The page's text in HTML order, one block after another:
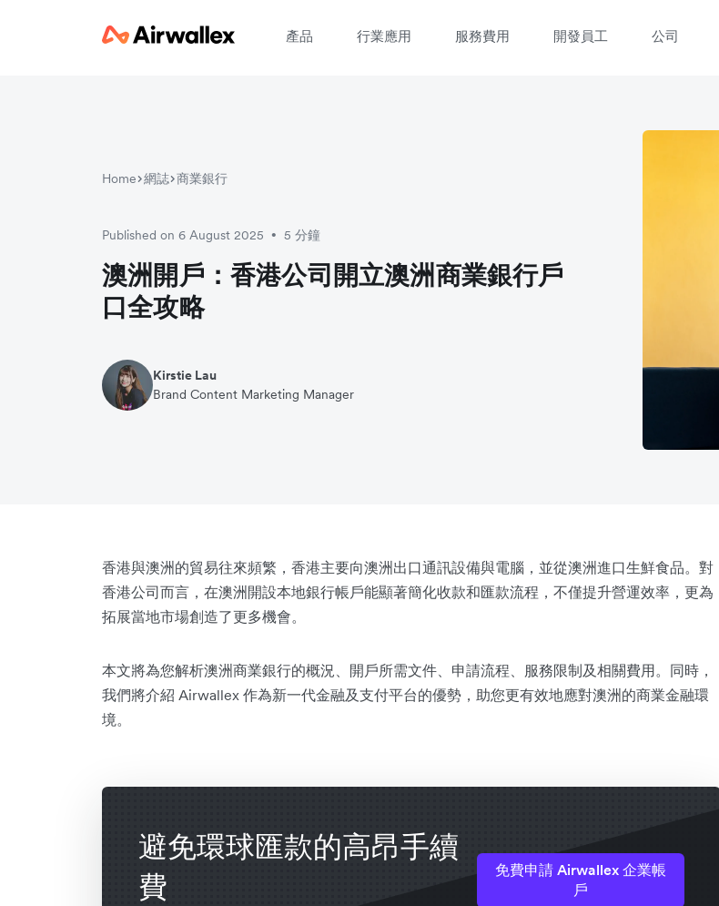
產品 行業應用 服務費用 開發員工 公司
Home 網誌 商業銀行
Published on 6 August 2025 • 5 分鐘
澳洲開戶：香港公司開立澳洲商業銀行戶
口全攻略
Kirstie Lau
Brand Content Marketing Manager
香港與澳洲的貿易往來頻繁，香港主要向澳洲出口通訊設備與電腦，並從澳洲進口生鮮食品。對
香港公司而言，在澳洲開設本地銀行帳戶能顯著簡化收款和匯款流程，不僅提升營運效率，更為
拓展當地市場創造了更多機會。
本文將為您解析澳洲商業銀行的概況、開戶所需文件、申請流程、服務限制及相關費用。同時，
我們將介紹 Airwallex 作為新一代金融及支付平台的優勢，助您更有效地應對澳洲的商業金融環
境。
避免環球匯款的高昂手續
費
免費申請 Airwallex 企業帳
戶
立即觀看 3 分鐘體驗短片